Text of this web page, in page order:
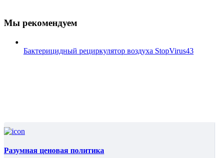
Мы рекомендуем
Бактерицидный рециркулятор воздуха StopVirus43
Разумная ценовая политика